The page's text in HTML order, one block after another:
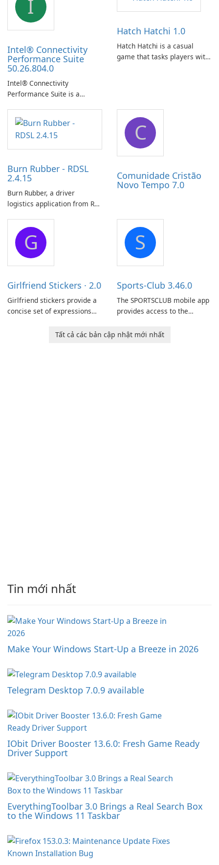
I
Intel® Connectivity
Performance Suite
50.26.804.0
Intel® Connectivity
Performance Suite is a
designed to identify factors
that affect connectivity and
apply adaptive adjustments.
Hatch Hatchi 1.0
Hatch Hatchi is a casual
game that tasks players with
incubating eggs and
expanding gameplay through
continued hatching.
Burn Rubber - RDSL
2.4.15
Burn Rubber, a driver
logistics application from Rail
to streamline communication
between drivers and
dispatchers, focusing on
efficient information sharing
to support day-to-day
C
Comunidade Cristão
Novo Tempo 7.0
G
Girlfriend Stickers · 2.0
Girlfriend stickers provide a
concise set of expressions
and other Apple devices. The
S
Sports-Club 3.46.0
The SPORTSCLUB mobile app
provides access to the
from a smartphone, focusing
Tất cả các bản cập nhật mới nhất
Tin mới nhất
Make Your Windows Start-Up a Breeze in 2026
Telegram Desktop 7.0.9 available
IObit Driver Booster 13.6.0: Fresh Game Ready
Driver Support
EverythingToolbar 3.0 Brings a Real Search Box
to the Windows 11 Taskbar